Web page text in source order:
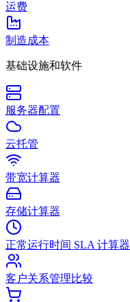
运费
制造成本
基础设施和软件
服务器配置
云托管
带宽计算器
存储计算器
正常运行时间 SLA 计算器
客户关系管理比较